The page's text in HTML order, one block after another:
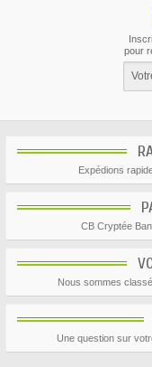
pour
Expédions
CB Cryptée
Nous sommes
Une question sur